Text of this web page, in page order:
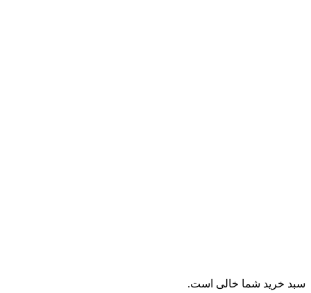
سبد خرید شما خالی است.